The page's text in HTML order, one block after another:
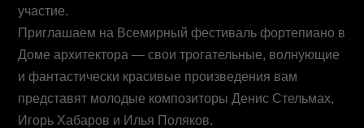
участие.
Приглашаем на Всемирный фестиваль фортепиано в
Доме архитектора — свои трогательные, волнующие
и фантастически красивые произведения вам
представят молодые композиторы Денис Стельмах,
Игорь Хабаров и Илья Поляков.